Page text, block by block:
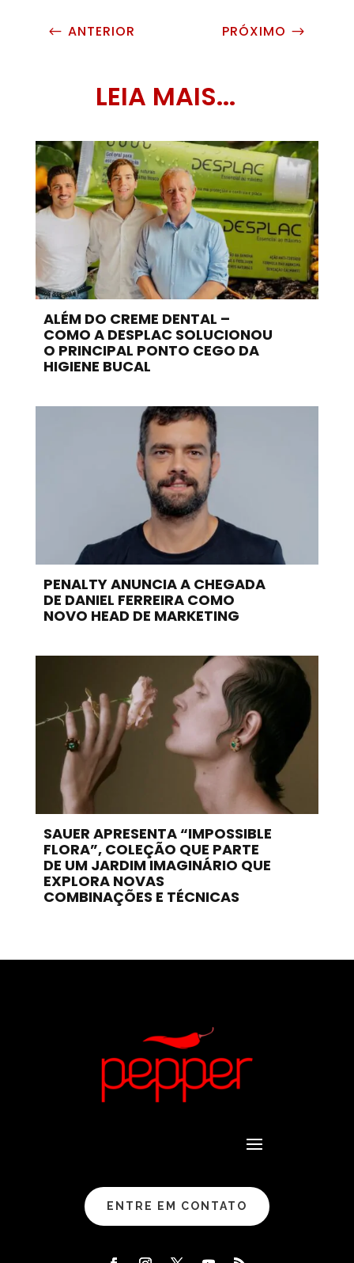
# ANTERIOR PRÓXIMO $
LEIA MAIS...
ALÉM DO CREME DENTAL –
COMO A DESPLAC SOLUCIONOU
O PRINCIPAL PONTO CEGO DA
HIGIENE BUCAL
PENALTY ANUNCIA A CHEGADA
DE DANIEL FERREIRA COMO
NOVO HEAD DE MARKETING
SAUER APRESENTA “IMPOSSIBLE
FLORA”, COLEÇÃO QUE PARTE
DE UM JARDIM IMAGINÁRIO QUE
EXPLORA NOVAS
COMBINAÇÕES E TÉCNICAS
ENTRE EM CONTATO